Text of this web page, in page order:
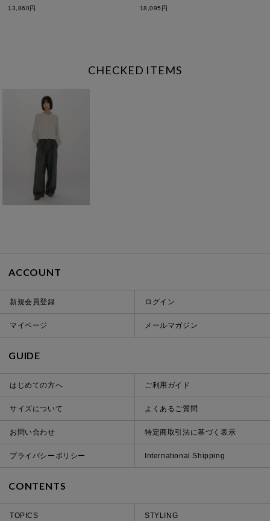
13,860円 18,095円
CHECKED ITEMS
ACCOUNT
新規会員登録 ログイン
マイページ メールマガジン
GUIDE
はじめての方へ ご利用ガイド
サイズについて よくあるご質問
お問い合わせ 特定商取引法に基づく表示
プライバシーポリシー International Shipping
CONTENTS
TOPICS STYLING